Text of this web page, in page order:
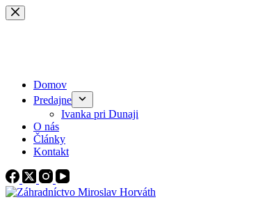
Skip
to
Domov
Predajne
Ivanka pri Dunaji
O nás
Články
Kontakt